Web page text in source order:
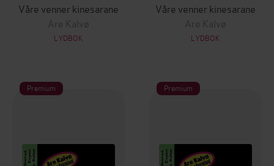
Våre venner kinesarane
Are Kalvø
LYDBOK
Våre venner kinesarane
Are Kalvø
LYDBOK
Premium Premium